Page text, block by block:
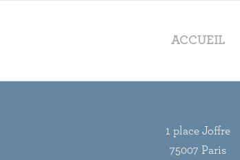
ACCUEIL
1 place Joffre
75007 Paris